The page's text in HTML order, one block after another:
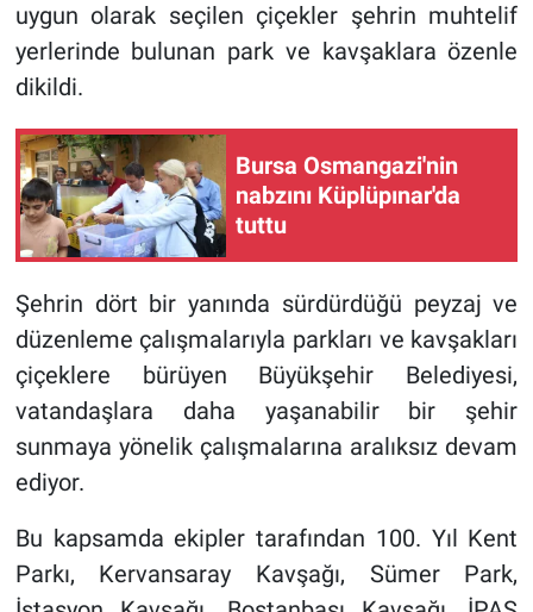
uygun olarak seçilen çiçekler şehrin muhtelif
yerlerinde bulunan park ve kavşaklara özenle
dikildi.
Bursa Osmangazi'nin
nabzını Küplüpınar'da
tuttu
Şehrin dört bir yanında sürdürdüğü peyzaj ve
düzenleme çalışmalarıyla parkları ve kavşakları
çiçeklere bürüyen Büyükşehir Belediyesi,
vatandaşlara daha yaşanabilir bir şehir
sunmaya yönelik çalışmalarına aralıksız devam
ediyor.
Bu kapsamda ekipler tarafından 100. Yıl Kent
Parkı, Kervansaray Kavşağı, Sümer Park,